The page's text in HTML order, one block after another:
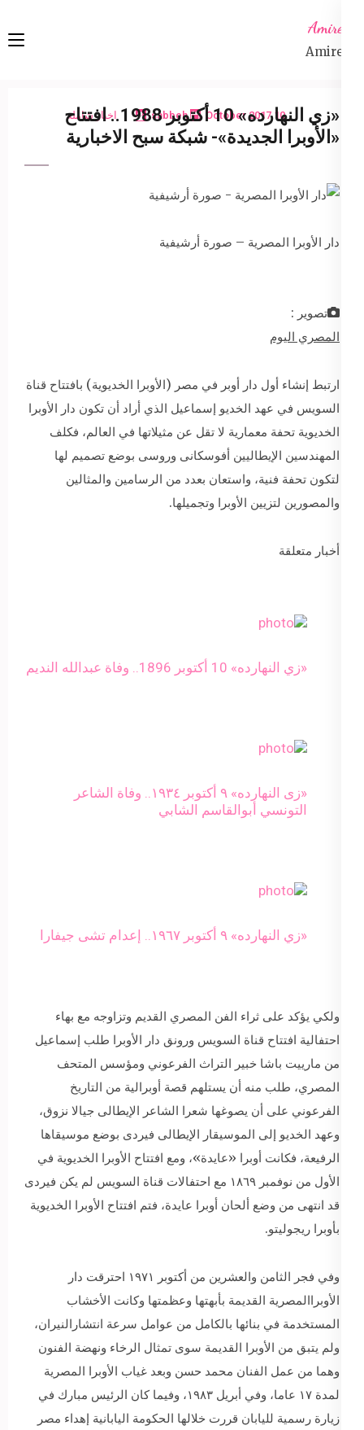
content
Amireta
Amireta
10 October 2017
sabbeh اخبار شاملة
«زي النهارده» 10 أكتوبر 1988.. افتتاح
«الأوبرا الجديدة»- شبكة سبح الاخبارية
دار الأوبرا المصرية – صورة أرشيفية
تصوير :
المصري اليوم
ارتبط إنشاء أول دار أوبر في مصر (الأوبرا الخديوية) بافتتاح قناة
السويس في عهد الخديو إسماعيل الذي أراد أن تكون دار الأوبرا
الخديوية تحفة معمارية لا تقل عن مثيلاتها في العالم، فكلف
المهندسين الإيطاليين أفوسكانى وروسى بوضع تصميم لها
لتكون تحفة فنية، واستعان بعدد من الرسامين والمثالين
والمصورين لتزيين الأوبرا وتجميلها.
أخبار متعلقة
«زي النهارده» 10 أكتوبر 1896.. وفاة عبدالله النديم
«زى النهارده» ٩ أكتوبر ١٩٣٤.. وفاة الشاعر
التونسي أبوالقاسم الشابي
«زي النهارده» ٩ أكتوبر ١٩٦٧.. إعدام تشى جيفارا
ولكي يؤكد على ثراء الفن المصري القديم وتزاوجه مع بهاء
احتفالية افتتاح قناة السويس ورونق دار الأوبرا طلب إسماعيل
من مارييت باشا خبير التراث الفرعوني ومؤسس المتحف
المصري، طلب منه أن يستلهم قصة أوبرالية من التاريخ
الفرعوني على أن يصوغها شعرا الشاعر الإيطالى جيالا نزوق،
وعهد الخديو إلى الموسيقار الإيطالى فيردى بوضع موسيقاها
الرفيعة، فكانت أوبرا «عايدة»، ومع افتتاح الأوبرا الخديوية في
الأول من نوفمبر ١٨٦٩ مع احتفالات قناة السويس لم يكن فيردى
قد انتهى من وضع ألحان أوبرا عايدة، فتم افتتاح الأوبرا الخديوية
بأوبرا ريجوليتو.
وفي فجر الثامن والعشرين من أكتوبر ١٩٧١ احترقت دار
الأوبراالمصرية القديمة بأبهتها وعظمتها وكانت الأخشاب
المستخدمة في بنائها بالكامل من عوامل سرعة انتشارالنيران،
ولم يتبق من الأوبرا القديمة سوى تمثال الرخاء ونهضة الفنون
وهما من عمل الفنان محمد حسن وبعد غياب الأوبرا المصرية
لمدة ١٧ عاما، وفي أبريل ١٩٨٣، وفيما كان الرئيس مبارك في
زيارة رسمية لليابان قررت خلالها الحكومة اليابانية إهداء مصر